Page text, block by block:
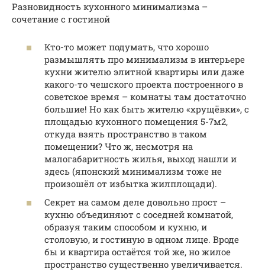
Разновидность кухонного минимализма –
сочетание с гостиной
Кто-то может подумать, что хорошо
размышлять про минимализм в интерьере
кухни жителю элитной квартиры или даже
какого-то чешского проекта построенного в
советское время – комнаты там достаточно
большие! Но как быть жителю «хрущёвки», с
площадью кухонного помещения 5-7м2,
откуда взять пространство в таком
помещении? Что ж, несмотря на
малогабаритность жилья, выход нашли и
здесь (японский минимализм тоже не
произошёл от избытка жилплощади).
Секрет на самом деле довольно прост –
кухню объединяют с соседней комнатой,
образуя таким способом и кухню, и
столовую, и гостиную в одном лице. Вроде
бы и квартира остаётся той же, но жилое
пространство существенно увеличивается.